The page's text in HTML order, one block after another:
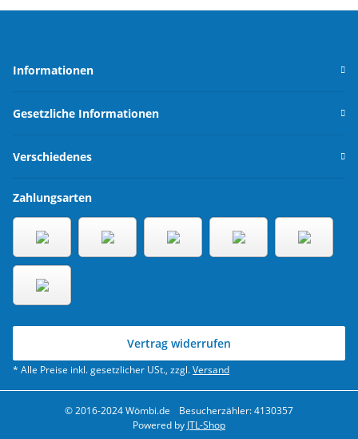
Informationen
Gesetzliche Informationen
Verschiedenes
Zahlungsarten
Vertrag widerrufen
* Alle Preise inkl. gesetzlicher USt., zzgl.Versand
© 2016-2024 Wömbi.de
Besucherzähler: 4130357
Powered by JTL-Shop